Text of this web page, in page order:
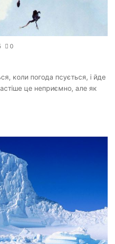
0
коли погода псується, і йде
це неприємно, але як